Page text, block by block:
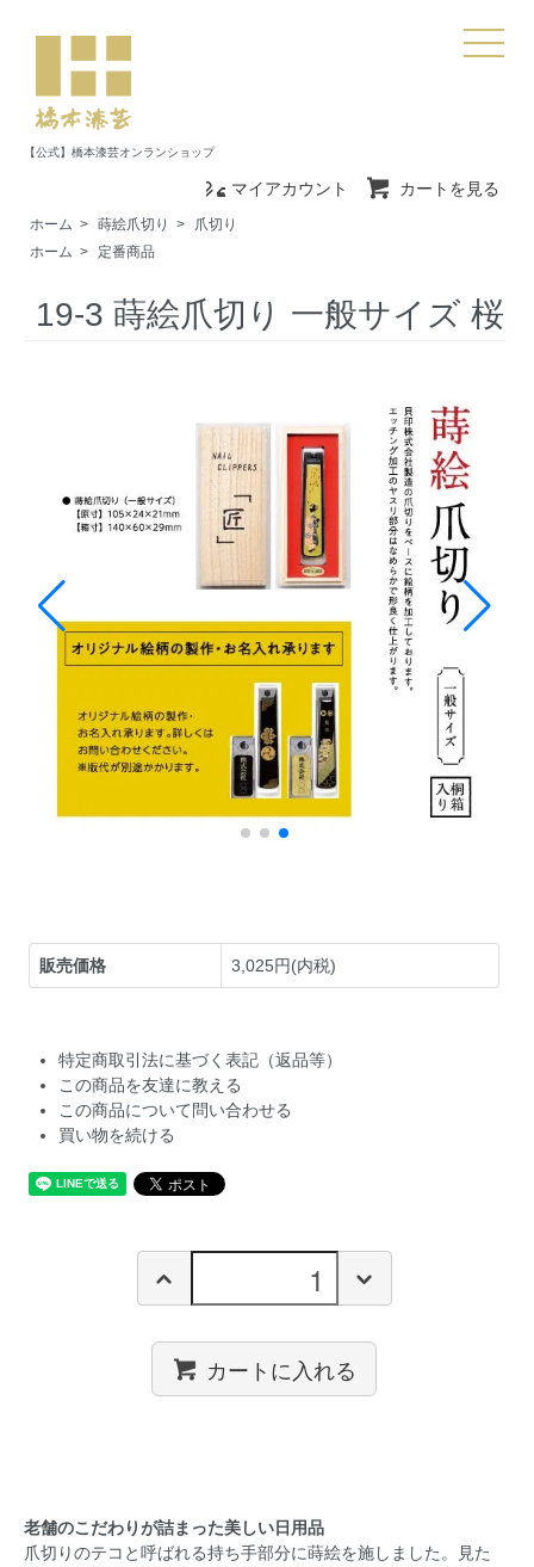
【公式】橋本漆芸オンランショップ
マイアカウント カートを見る
ホーム > 蒔絵爪切り >
爪切り
ホーム > 定番商品
19-3 蒔絵爪切り 一般サイズ 桜
販売価格 3,025円(内税)
特定商取引法に基づく表記（返品等）
この商品を友達に教える
この商品について問い合わせる
買い物を続ける
カートに入れる
老舗のこだわりが詰まった美しい日用品
爪切りのテコと呼ばれる持ち手部分に蒔絵を施しました。見た